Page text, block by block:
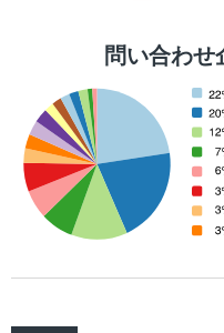
問い合わせ